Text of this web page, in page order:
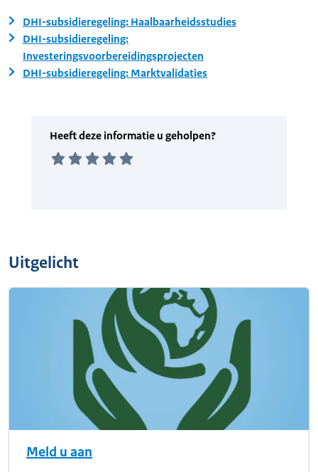
DHI-subsidieregeling: Haalbaarheidsstudies
DHI-subsidieregeling:
Investeringsvoorbereidingsprojecten
DHI-subsidieregeling: Marktvalidaties
Uitgelicht
Meld u aan